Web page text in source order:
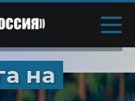
на